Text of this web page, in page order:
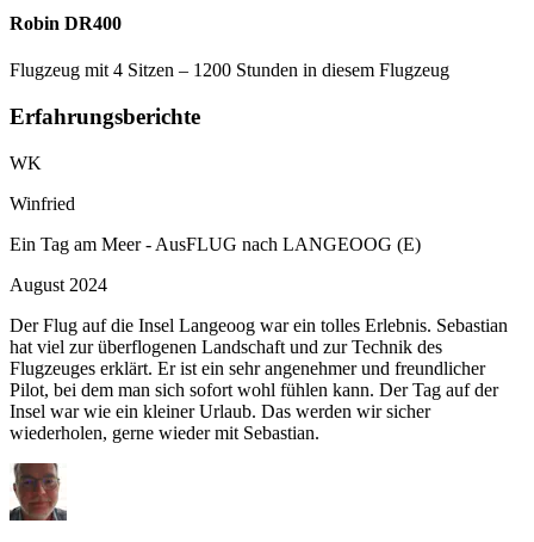
Robin DR400
Flugzeug mit 4 Sitzen – 1200 Stunden in diesem Flugzeug
Erfahrungsberichte
WK
Winfried
Ein Tag am Meer - AusFLUG nach LANGEOOG (E)
August 2024
Der Flug auf die Insel Langeoog war ein tolles Erlebnis. Sebastian
hat viel zur überflogenen Landschaft und zur Technik des
Flugzeuges erklärt. Er ist ein sehr angenehmer und freundlicher
Pilot, bei dem man sich sofort wohl fühlen kann. Der Tag auf der
Insel war wie ein kleiner Urlaub. Das werden wir sicher
wiederholen, gerne wieder mit Sebastian.